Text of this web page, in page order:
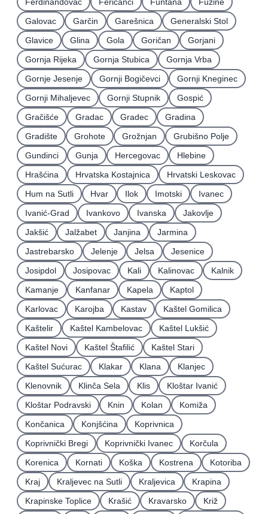
Galovac
Garčin Garešnica
Generalski Stol
Glavice
Glina Gola Goričan
Gorjani
Gornja Rijeka
Gornja Stubica
Gornja Vrba
Gornje Jesenje
Gornji Bogičevci
Gornji Kneginec
Gornji Mihaljevec
Gornji Stupnik
Gospić
Gračišće
Gradac Gradec
Gradina
Gradište
Grohote Grožnjan
Grubišno Polje
Gundinci
Gunja Hercegovac
Hlebine
Hrašćina
Hrvatska Kostajnica
Hrvatski Leskovac
Hum na Sutli
Hvar Ilok Imotski
Ivanec
Ivanić-Grad
Ivankovo Ivanska
Jakovlje
Jakšić
Jalžabet Janjina
Jarmina
Jastrebarsko
Jelenje Jelsa
Jesenice
Josipdol
Josipovac Kali Kalinovac
Kalnik
Kamanje
Kanfanar Kapela
Kaptol
Karlovac
Karojba Kastav
Kaštel Gomilica
Kaštelir
Kaštel Kambelovac
Kaštel Lukšić
Kaštel Novi
Kaštel Štafilić
Kaštel Stari
Kaštel Sućurac
Klakar Klana
Klanjec
Klenovnik
Klinča Sela Klis
Kloštar Ivanić
Kloštar Podravski
Knin Kolan
Komiža
Končanica
Konjšćina
Koprivnica
Koprivnički Bregi
Koprivnički Ivanec
Korčula
Korenica
Kornati Koška Kostrena
Kotoriba
Kraj
Kraljevec na Sutli Kraljevica
Krapina
Krapinske Toplice
Krašić Kravarsko
Križ